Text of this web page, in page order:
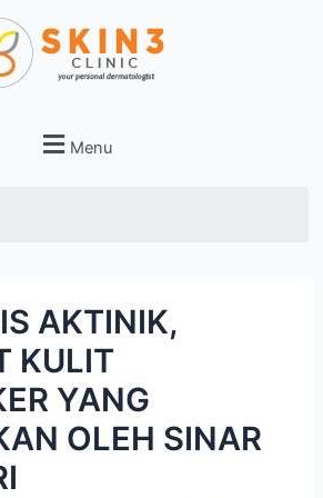
Menu
AKTINIK,
KULIT
YANG
OLEH SINAR